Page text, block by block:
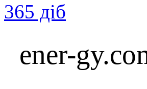
365 діб
ener-